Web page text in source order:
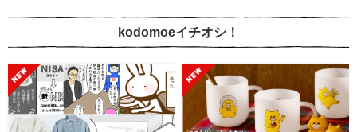
kodomoeイチオシ！